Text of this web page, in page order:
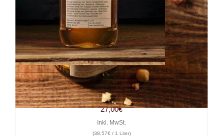
Likör O’Donnell Moonshine
Harte Nuß, 0,7 l, 25% Vol.
27,00€
Inkl. MwSt.
(38,57€/ 1 Liter)